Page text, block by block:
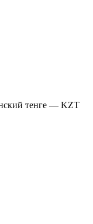
тенге — KZT